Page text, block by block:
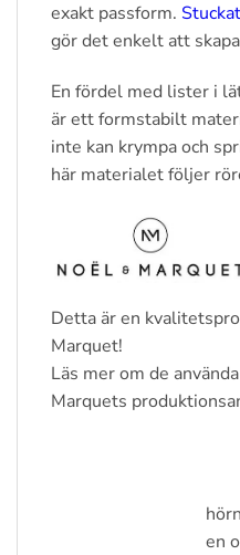
exakt passform.
gör det enkelt att
En fördel med lister i
är ett formstabilt
inte kan krympa och
här materialet följer
Detta är en
Marquet!
Läs mer om de
Marquets
en